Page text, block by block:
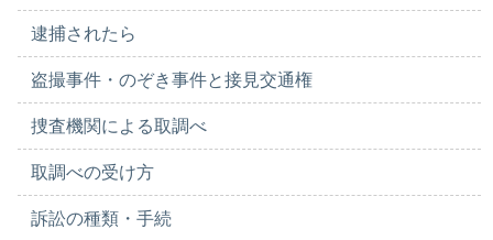
逮捕されたら
盗撮事件・のぞき事件と接見交通権
捜査機関による取調べ
取調べの受け方
訴訟の種類・手続